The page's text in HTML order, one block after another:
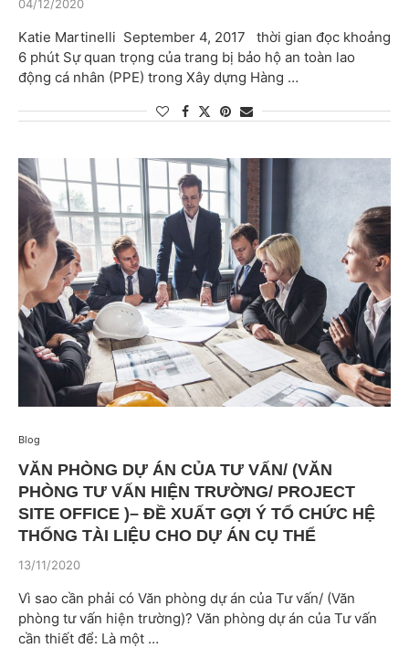
04/12/2020
Katie Martinelli September 4, 2017 thời gian đọc khoảng
6 phút Sự quan trọng của trang bị bảo hộ an toàn lao
động cá nhân (PPE) trong Xây dựng Hàng …
Blog
VĂN PHÒNG DỰ ÁN CỦA TƯ VẤN/ (VĂN
PHÒNG TƯ VẤN HIỆN TRƯỜNG/ PROJECT
SITE OFFICE )– ĐỀ XUẤT GỢI Ý TỔ CHỨC HỆ
THỐNG TÀI LIỆU CHO DỰ ÁN CỤ THỂ
13/11/2020
Vì sao cần phải có Văn phòng dự án của Tư vấn/ (Văn
phòng tư vấn hiện trường)? Văn phòng dự án của Tư vấn
cần thiết để: Là một …